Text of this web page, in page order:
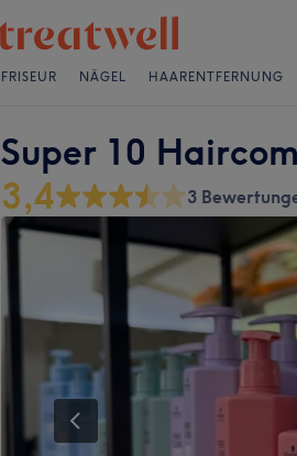
FRISEUR NÄGEL HAARENTFERNUNG
Super 10
3,4 3